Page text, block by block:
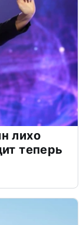
лихо
теперь